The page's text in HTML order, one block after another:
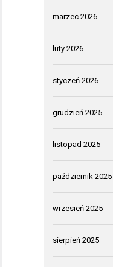
marzec 2026
luty 2026
styczeń 2026
grudzień 2025
listopad 2025
październik 2025
wrzesień 2025
sierpień 2025